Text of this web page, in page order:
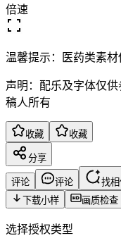
倍速
温馨提示：医药类素材
声明：配乐及字体仅
稿人所有
收藏 收藏
分享
评论 评论 找
下载小样
画质检查
选择授权类型